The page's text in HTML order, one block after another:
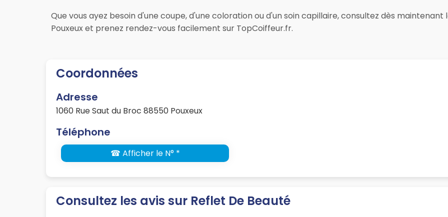
Que vous ayez besoin d'une coupe, d'une coloration ou d'un soin capillaire, consultez dès
Pouxeux et prenez rendez-vous facilement sur TopCoiffeur.fr.
Coordonnées
Adresse
1060 Rue Saut du Broc 88550 Pouxeux
Téléphone
☎ Afficher le N° *
Consultez les avis sur Reflet De Beauté